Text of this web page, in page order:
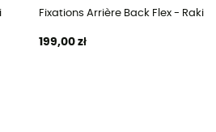
Fixations Arrière Back Flex - Raki
199,00 zł